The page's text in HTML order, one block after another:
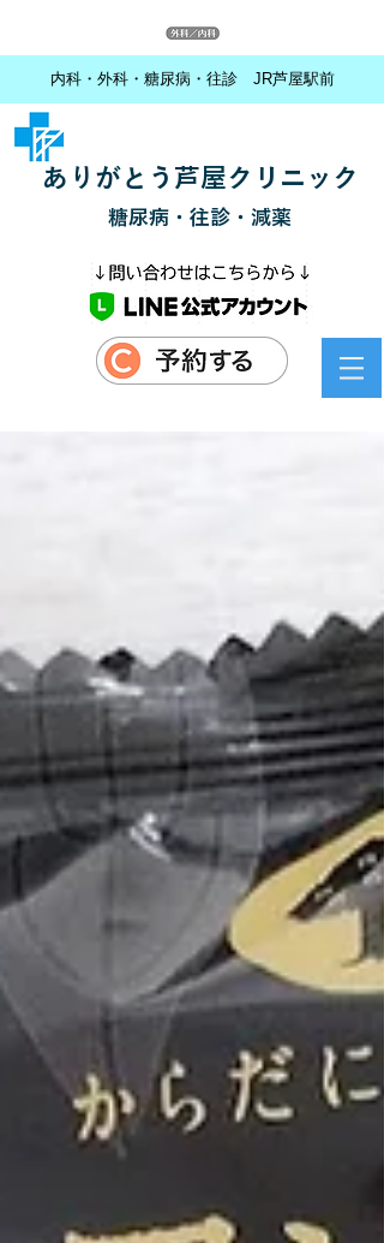
内科・外科・糖尿病・往診 JR芦屋駅前
ありがとう芦屋クリニック
糖尿病・往診・減薬